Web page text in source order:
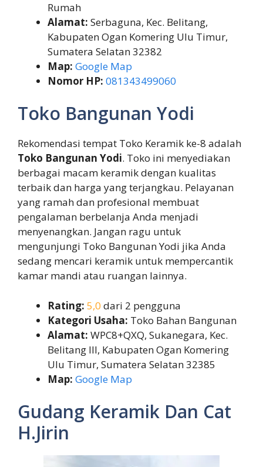
Rumah
Alamat: Serbaguna, Kec. Belitang,
Kabupaten Ogan Komering Ulu Timur,
Sumatera Selatan 32382
Map: Google Map
Nomor HP: 081343499060
Toko Bangunan Yodi
Rekomendasi tempat Toko Keramik ke-8 adalah
Toko Bangunan Yodi. Toko ini menyediakan
berbagai macam keramik dengan kualitas
terbaik dan harga yang terjangkau. Pelayanan
yang ramah dan profesional membuat
pengalaman berbelanja Anda menjadi
menyenangkan. Jangan ragu untuk
mengunjungi Toko Bangunan Yodi jika Anda
sedang mencari keramik untuk mempercantik
kamar mandi atau ruangan lainnya.
Rating: 5,0 dari 2 pengguna
Kategori Usaha: Toko Bahan Bangunan
Alamat: WPC8+QXQ, Sukanegara, Kec.
Belitang III, Kabupaten Ogan Komering
Ulu Timur, Sumatera Selatan 32385
Map: Google Map
Gudang Keramik Dan Cat
H.Jirin